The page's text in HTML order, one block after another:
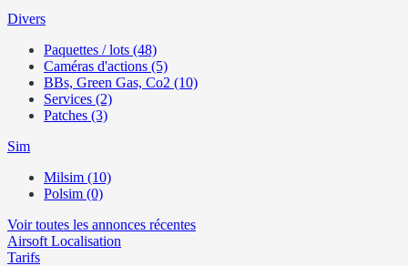
Divers
Paquettes / lots (48)
Caméras d'actions (5)
BBs, Green Gas, Co2 (10)
Services (2)
Patches (3)
Sim
Milsim (10)
Polsim (0)
Voir toutes les annonces récentes
Airsoft Localisation
Tarifs